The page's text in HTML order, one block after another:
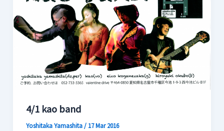
4/1 kao band
Yoshitaka Yamashita/ 17 Mar 2016